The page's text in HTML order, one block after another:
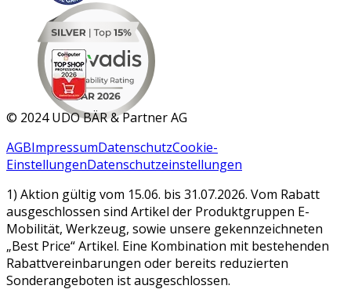
MAR 2026
© 2024 UDO BÄR & Partner AG
AGBImpressumDatenschutzCookie-
EinstellungenDatenschutzeinstellungen
1) Aktion gültig vom 15.06. bis 31.07.2026. Vom Rabatt
ausgeschlossen sind Artikel der Produktgruppen E-
Mobilität, Werkzeug, sowie unsere gekennzeichneten
„Best Price“ Artikel. Eine Kombination mit bestehenden
Rabattvereinbarungen oder bereits reduzierten
Sonderangeboten ist ausgeschlossen.